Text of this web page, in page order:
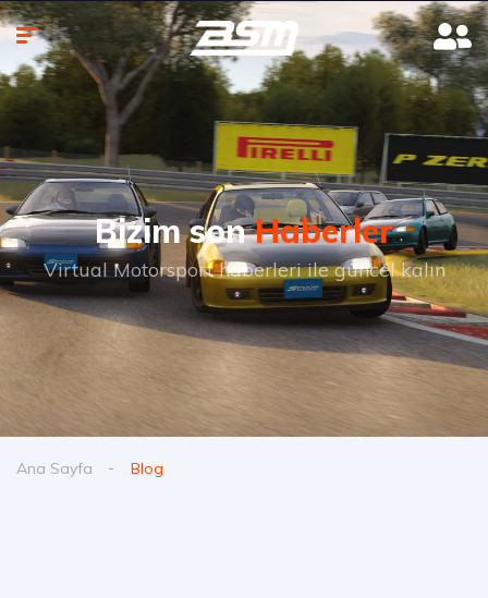
Bizim sonHaberler
Virtual Motorsport haberleri ile güncel kalın
Ana Sayfa Blog